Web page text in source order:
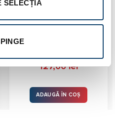
SELECȚIA
Prelungitor coaxial
pentru centrale in
stele127,00lei
ADAUGĂ ÎN COȘ